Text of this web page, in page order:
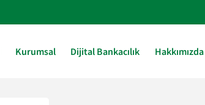
Kurumsal Dijital Bankacılık Hakkımızda